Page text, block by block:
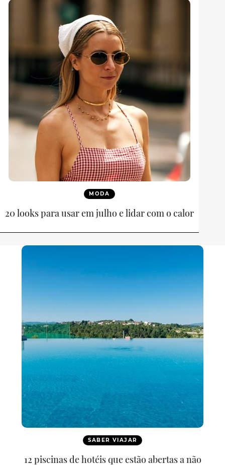
MODA
20 looks para usar em julho e lidar com o calor
SABER VIAJAR
12 piscinas de hotéis que estão abertas a não